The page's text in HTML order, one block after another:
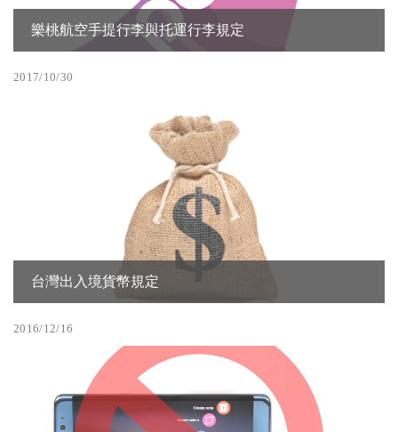
樂桃航空手提行李與托運行李規定
2017/10/30
台灣出入境貨幣規定
2016/12/16